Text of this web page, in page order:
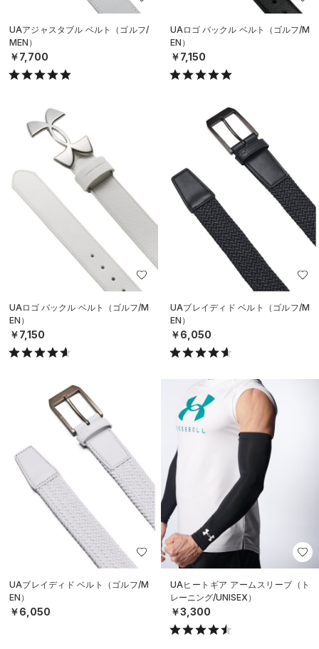
UAアジャスタブル ベルト（ゴルフ/
MEN）
￥7,700
UAロゴ バックル ベルト（ゴルフ/M
EN）
￥7,150
UAロゴ バックル ベルト（ゴルフ/M
EN）
￥7,150
UAブレイディド ベルト（ゴルフ/M
EN）
￥6,050
UAブレイディド ベルト（ゴルフ/M
EN）
￥6,050
UAヒートギア アームスリーブ（ト
レーニング/UNISEX）
￥3,300